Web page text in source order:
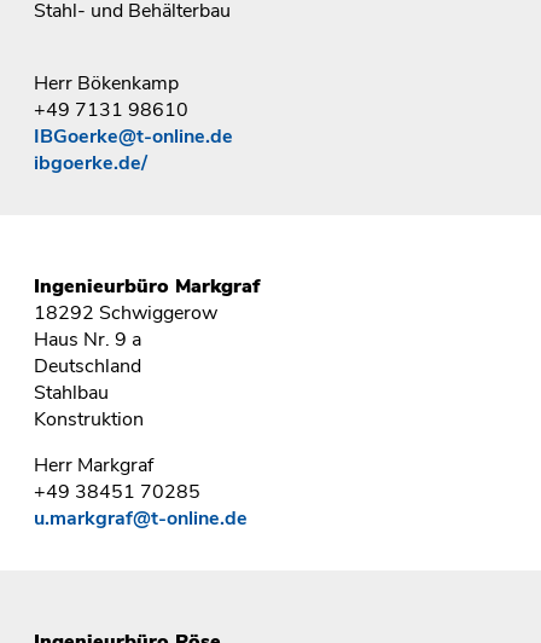
Stahl- und Behälterbau
Herr Bökenkamp
+49 7131 98610
IBGoerke@t-online.de
ibgoerke.de/
Ingenieurbüro Markgraf
18292 Schwiggerow
Haus Nr. 9 a
Deutschland
Stahlbau
Konstruktion
Herr Markgraf
+49 38451 70285
u.markgraf@t-online.de